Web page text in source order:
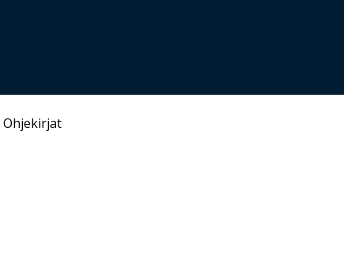
Ohjekirjat